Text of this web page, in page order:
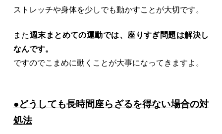
ストレッチや身体を少しでも動かすことが大切です。
また週末まとめての運動では、座りすぎ問題は解決し
なんです。
ですのでこまめに動くことが大事になってきますよ。
●どうしても⻑時間座らざるを得ない場合の対
処法